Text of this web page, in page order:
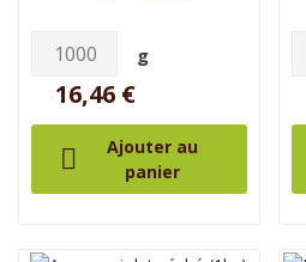
g
16,46 €

Ajouter au
panier